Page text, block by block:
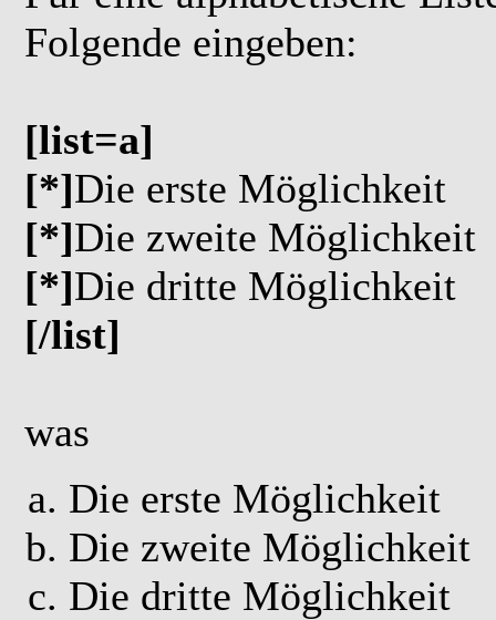
Folgende eingeben:
[list=a]
[*]Die erste Möglichkeit
[*]Die zweite Möglichkeit
[*]Die dritte Möglichkeit
[/list]
was
Die erste Möglichkeit
Die zweite Möglichkeit
Die dritte Möglichkeit